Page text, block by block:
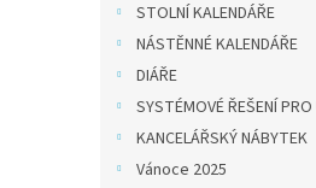
STOLNÍ KALENDÁŘE
NÁSTĚNNÉ KALENDÁŘE
DIÁŘE
SYSTÉMOVÉ ŘEŠENÍ
KANCELÁŘSKÝ NÁBYTEK
Vánoce 2025